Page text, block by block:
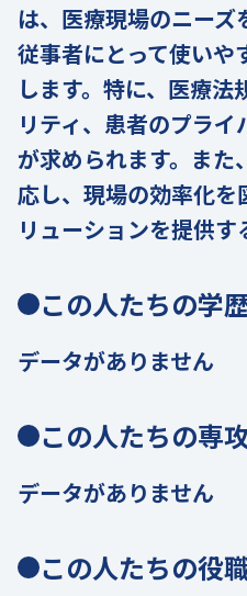
は、医療現場のニー
従事者にとって使いや
します。特に、医療
リティ、患者のプラ
が求められます。ま
応し、現場の効率化を
リューションを提供す
この人たちの学
データがありません
この人たちの専
データがありません
この人たちの役